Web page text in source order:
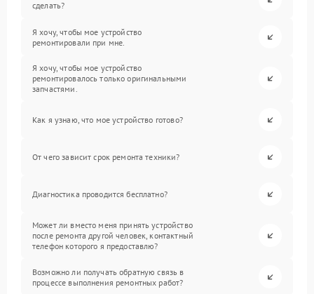
сделать?
Я хочу, чтобы мое устройство
ремонтировали при мне.
Я хочу, чтобы мое устройство
ремонтировалось только оригинальными
запчастями.
Как я узнаю, что мое устройство готово?
От чего зависит срок ремонта техники?
Диагностика проводится бесплатно?
Может ли вместо меня принять устройство
после ремонта другой человек, контактный
телефон которого я предоставлю?
Возможно ли получать обратную связь в
процессе выполнения ремонтных работ?